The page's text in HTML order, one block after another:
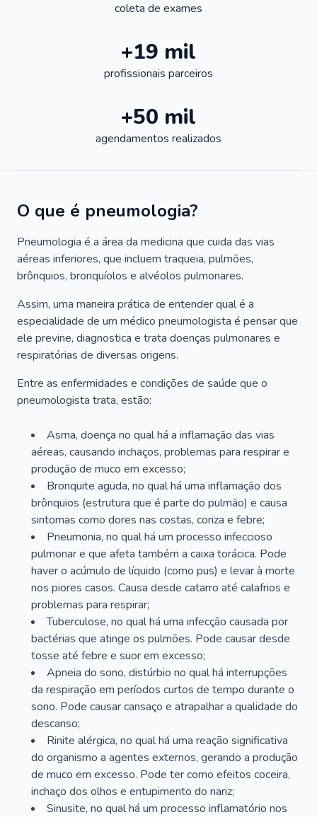
coleta de exames
+19 mil
profissionais parceiros
+50 mil
agendamentos realizados
O que é pneumologia?
Pneumologia é a área da medicina que cuida das vias
aéreas inferiores, que incluem traqueia, pulmões,
brônquios, bronquíolos e alvéolos pulmonares.
Assim, uma maneira prática de entender qual é a
especialidade de um médico pneumologista é pensar que
ele previne, diagnostica e trata doenças pulmonares e
respiratórias de diversas origens.
Entre as enfermidades e condições de saúde que o
pneumologista trata, estão:
Asma, doença no qual há a inflamação das vias
aéreas, causando inchaços, problemas para respirar e
produção de muco em excesso;
Bronquite aguda, no qual há uma inflamação dos
brônquios (estrutura que é parte do pulmão) e causa
sintomas como dores nas costas, coriza e febre;
Pneumonia, no qual há um processo infeccioso
pulmonar e que afeta também a caixa torácica. Pode
haver o acúmulo de líquido (como pus) e levar à morte
nos piores casos. Causa desde catarro até calafrios e
problemas para respirar;
Tuberculose, no qual há uma infecção causada por
bactérias que atinge os pulmões. Pode causar desde
tosse até febre e suor em excesso;
Apneia do sono, distúrbio no qual há interrupções
da respiração em períodos curtos de tempo durante o
sono. Pode causar cansaço e atrapalhar a qualidade do
descanso;
Rinite alérgica, no qual há uma reação significativa
do organismo a agentes externos, gerando a produção
de muco em excesso. Pode ter como efeitos coceira,
inchaço dos olhos e entupimento do nariz;
Sinusite, no qual há um processo inflamatório nos